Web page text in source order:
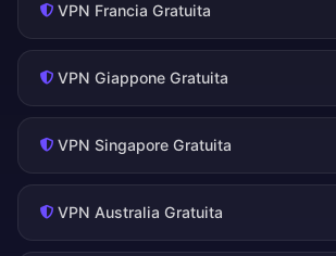
VPN Francia Gratuita
VPN Giappone Gratuita
VPN Singapore Gratuita
VPN Australia Gratuita